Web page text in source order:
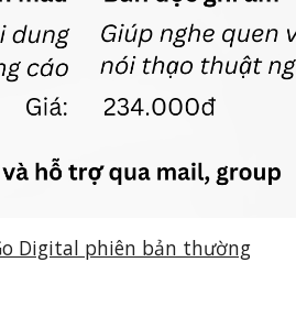
Digital phiên bản thường